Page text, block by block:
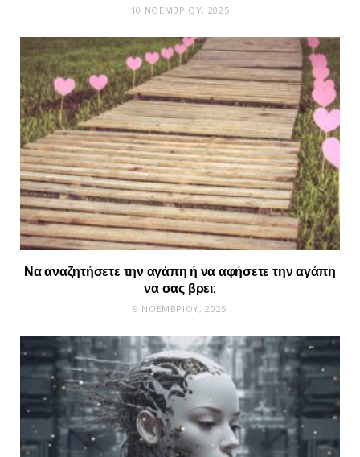
10 ΝΟΕΜΒΡΊΟΥ, 2025
Να αναζητήσετε την αγάπη ή να αφήσετε την αγάπη
να σας βρει;
9 ΝΟΕΜΒΡΊΟΥ, 2025